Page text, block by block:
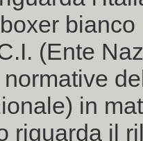
(Ente
in
riguarda il